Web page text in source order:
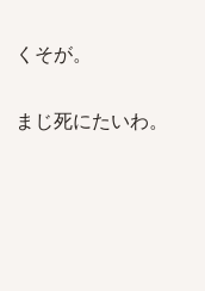
くそが。
まじ死にたいわ。